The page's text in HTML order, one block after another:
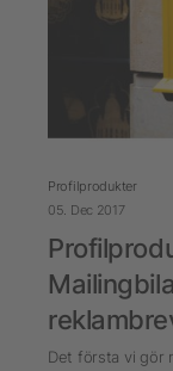
Profilprodukter
05. Dec 2017
Det första vi gör